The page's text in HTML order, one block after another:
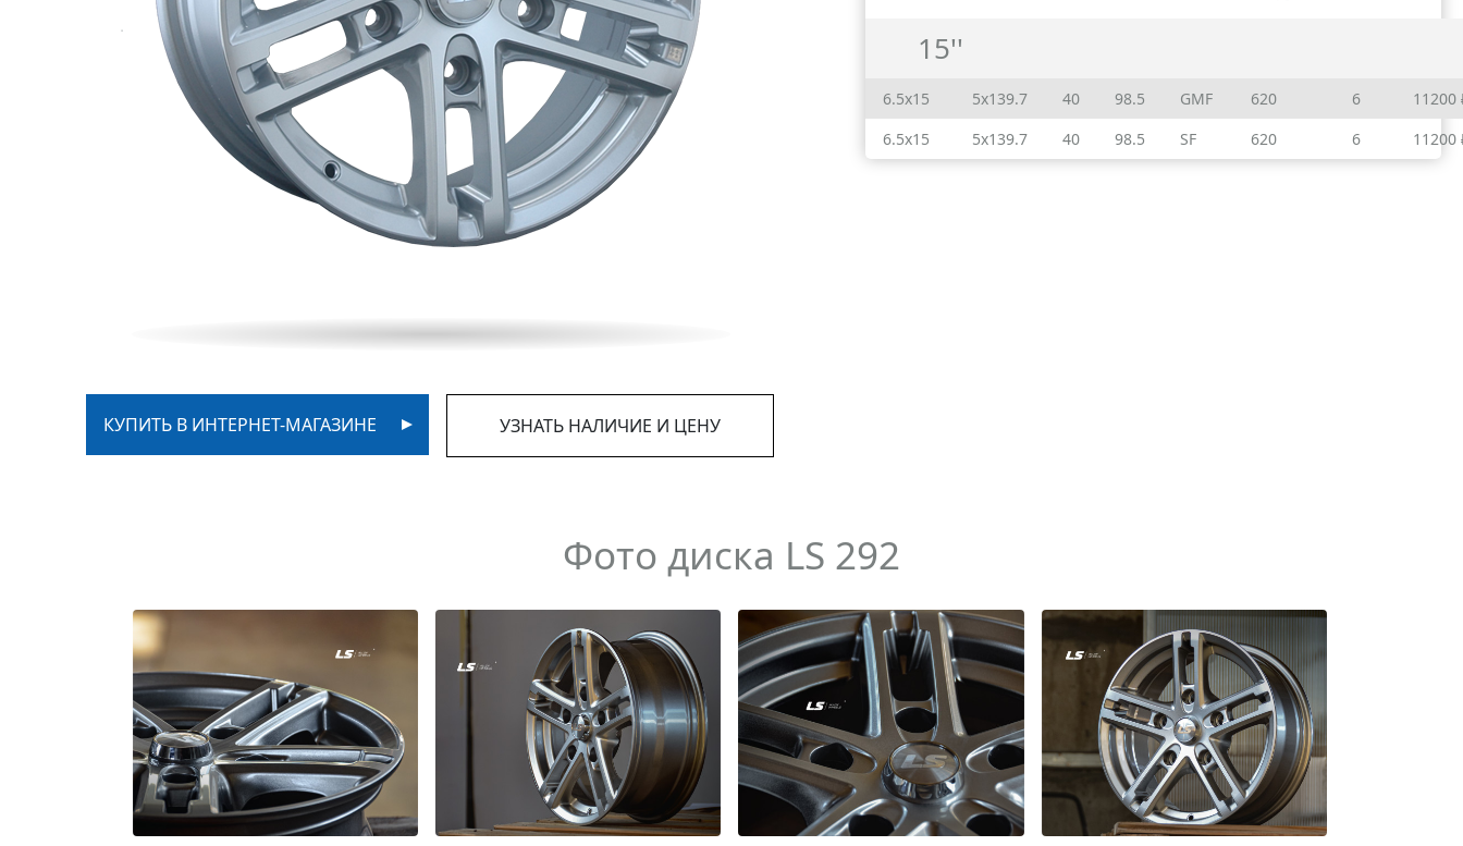
КУПИТЬ В ИНТЕРНЕТ-МАГАЗИНЕ УЗНАТЬ НАЛИЧИЕ И ЦЕНУ
15''
6.5x15 5x139.7 40 98.5 GMF 620 6
11200
6.5x15
5x139.7 40 98.5 SF 620 6 11200
Фото диска LS 292